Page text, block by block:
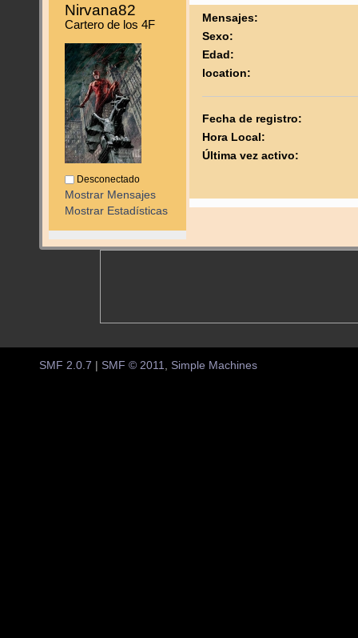
Nirvana82
Cartero de los 4F
Desconectado
Mostrar Mensajes
Mostrar Estadísticas
Mensajes:
Sexo:
Edad:
location:
Fecha de registro:
Hora Local:
Última vez activo:
SMF 2.0.7 SMF © 2011, Simple Machines